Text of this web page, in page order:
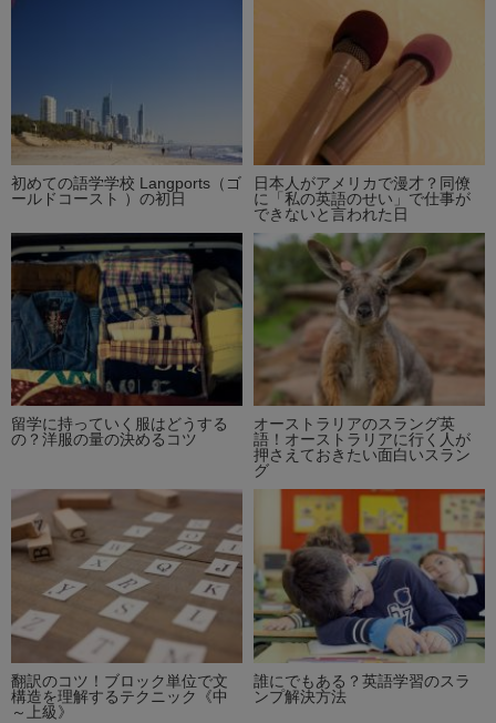
初めての語学学校 Langports（ゴ
ールドコースト ）の初日
日本人がアメリカで漫才？同僚
に「私の英語のせい」で仕事が
できないと言われた日
留学に持っていく服はどうする
の？洋服の量の決めるコツ
オーストラリアのスラング英
語！オーストラリアに行く人が
押さえておきたい面白いスラン
グ
翻訳のコツ！ブロック単位で文
構造を理解するテクニック《中
～上級》
誰にでもある？英語学習のスラ
ンプ解決方法